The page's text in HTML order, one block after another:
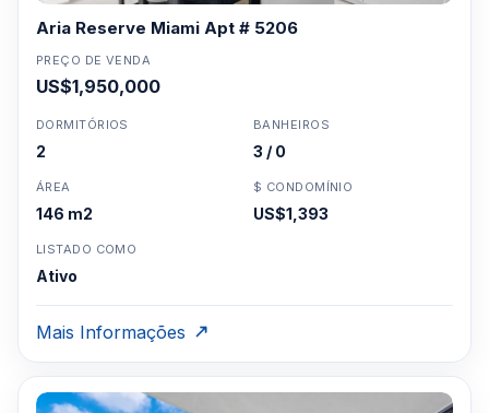
Aria Reserve Miami Apt # 5206
PREÇO DE VENDA
US$1,950,000
DORMITÓRIOS
2
BANHEIROS
3 / 0
ÁREA
146 m2
$ CONDOMÍNIO
US$1,393
LISTADO COMO
Ativo
Mais Informações